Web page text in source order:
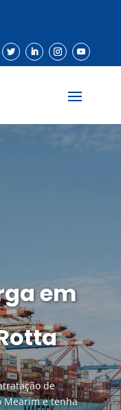
em
de
Mearim e tenha